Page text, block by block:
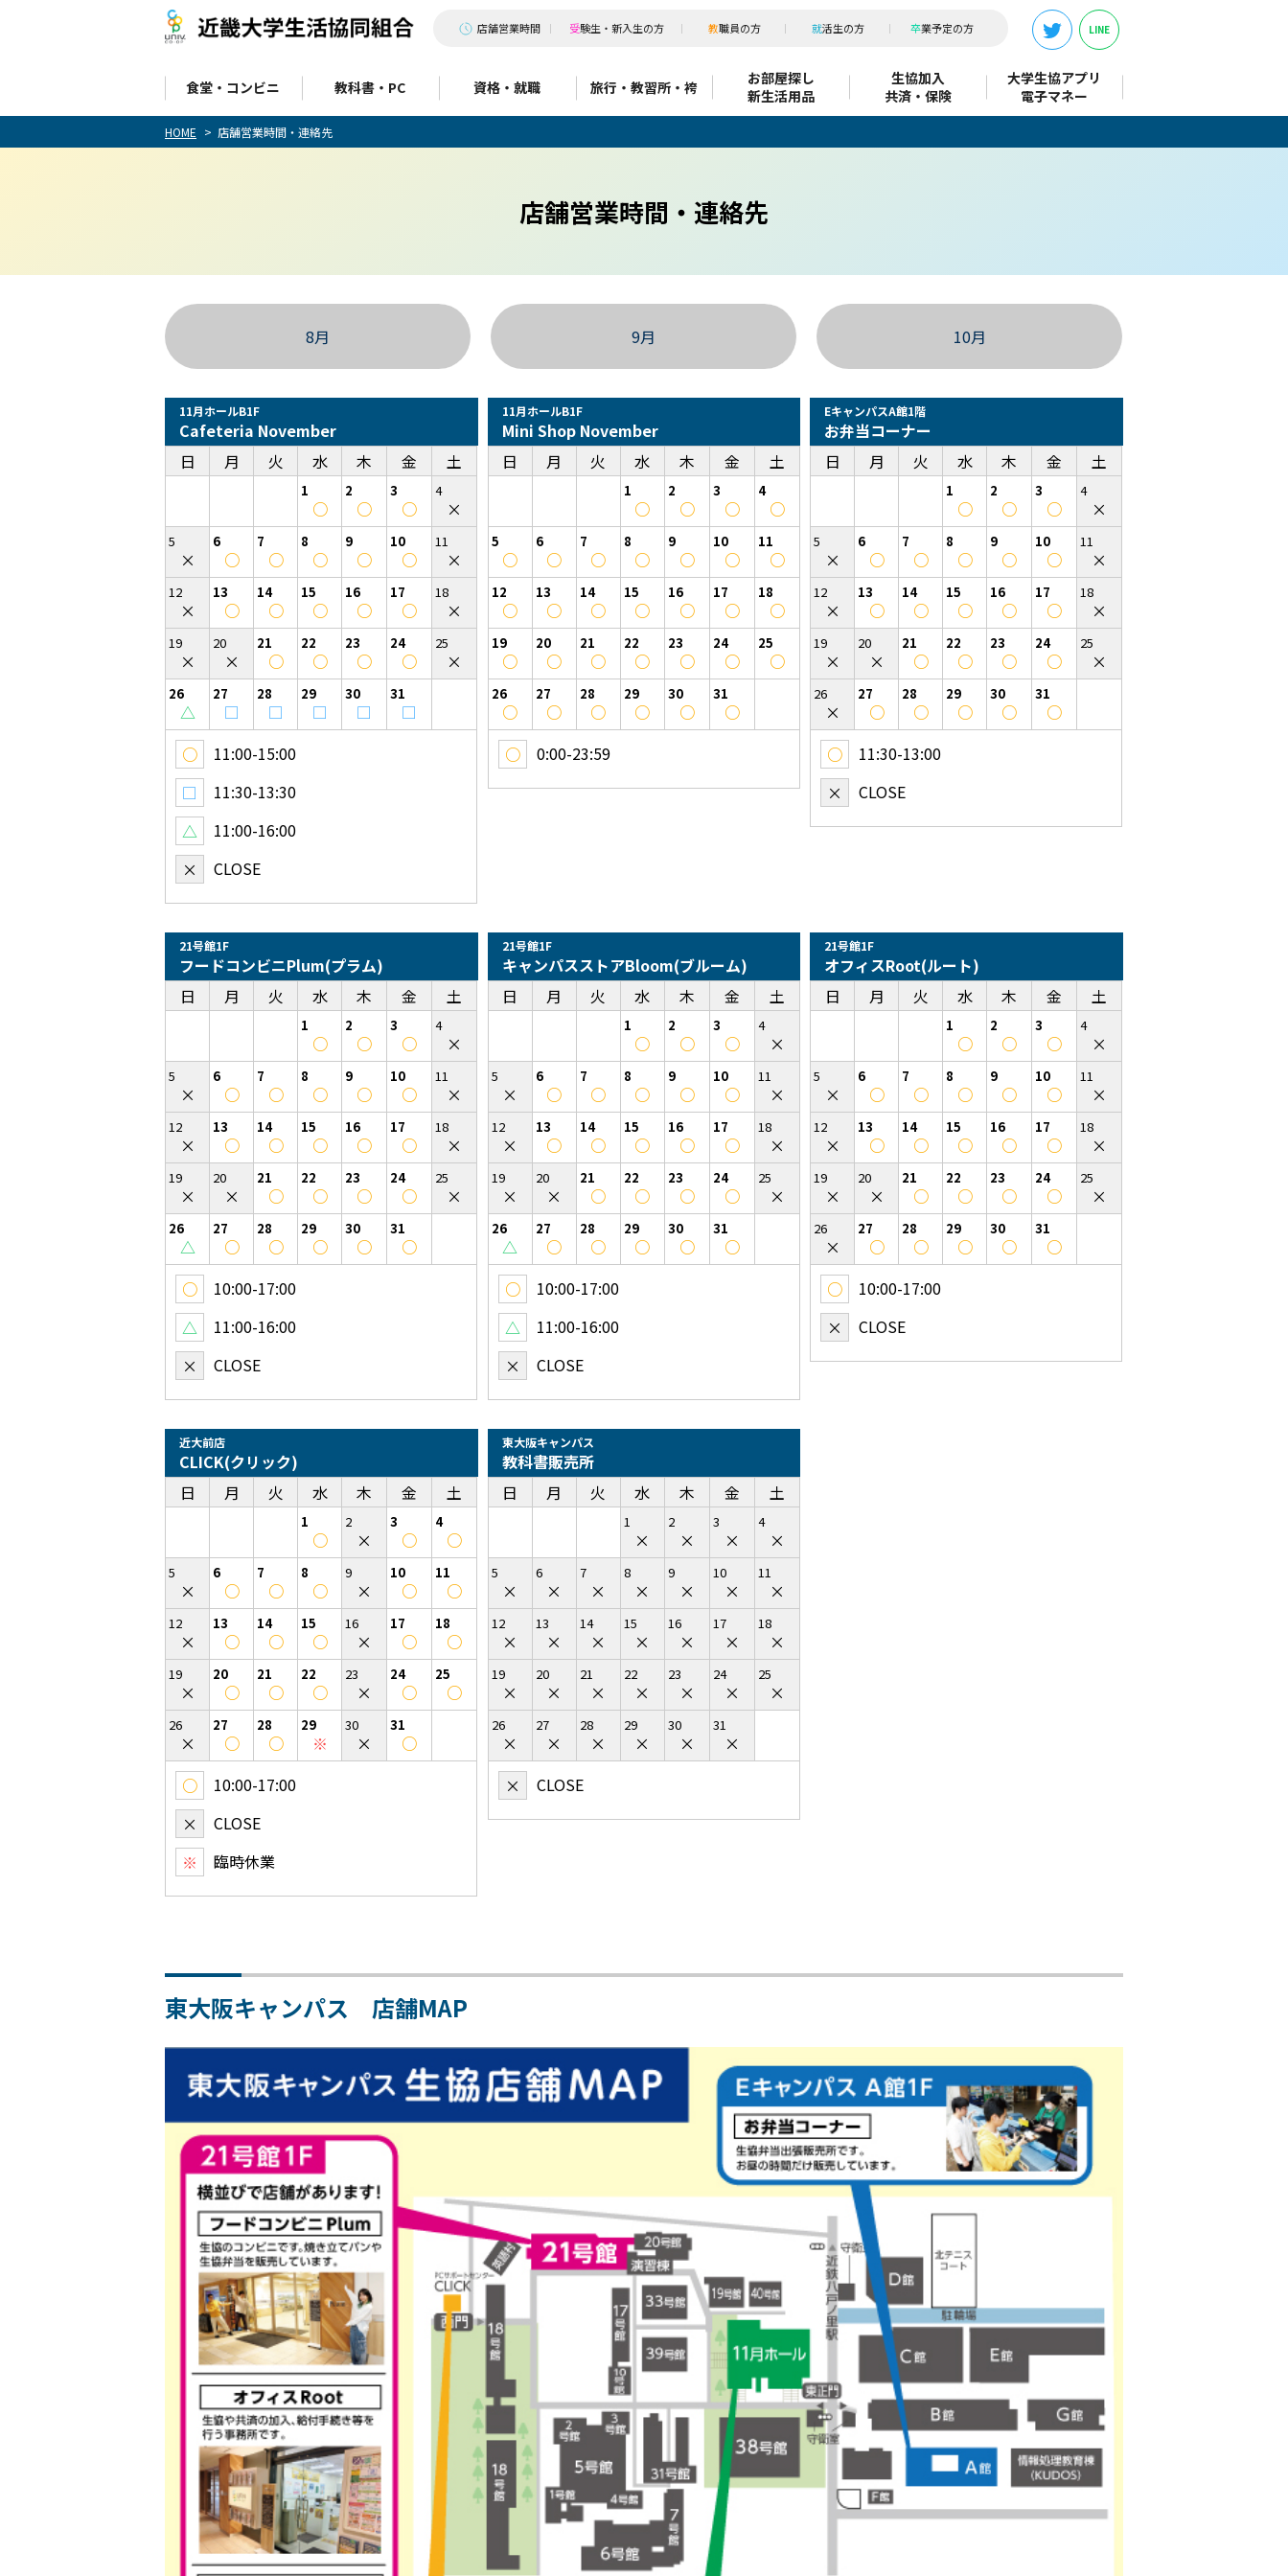
食堂・コンビニ 教科書・PC 資格・就職 旅行・教習所・袴
お部屋探し
新生活用品
生協加入
共済・保険
大学生協アプリ
電子マネー
店舗営業時間 受験生・新入生の方 教職員の方 就活生の方 卒業予定の方 LINE
HOME 店舗営業時間・連絡先
店舗営業時間・連絡先
8月 9月 10月
11月ホールB1F
Cafeteria November
日
月 火 水 木 金 土
1
○
2
○
3
○
4
×
5
×
6
○
7
○
8
○
9
○
10
○
11
×
12
×
13
○
14
○
15
○
16
○
17
○
18
×
19
×
20
×
21
○
22
○
23
○
24
○
25
×
26
△
27
□
28
□
29
□
30
□
31
□
○
11:00-15:00
□
11:30-13:30
△
11:00-16:00
×
CLOSE
11月ホールB1F
Mini Shop November
日
月 火 水 木 金 土
1
○
2
○
3
○
4
○
5
○
6
○
7
○
8
○
9
○
10
○
11
○
12
○
13
○
14
○
15
○
16
○
17
○
18
○
19
○
20
○
21
○
22
○
23
○
24
○
25
○
26
○
27
○
28
○
29
○
30
○
31
○
○
0:00-23:59
EキャンパスA館1階
お弁当コーナー
日
月 火 水 木 金 土
1
○
2
○
3
○
4
×
5
×
6
○
7
○
8
○
9
○
10
○
11
×
12
×
13
○
14
○
15
○
16
○
17
○
18
×
19
×
20
×
21
○
22
○
23
○
24
○
25
×
26
×
27
○
28
○
29
○
30
○
31
○
○
11:30-13:00
×
CLOSE
21号館1F
フードコンビニPlum(プラム)
日
月 火 水 木 金 土
1
○
2
○
3
○
4
×
5
×
6
○
7
○
8
○
9
○
10
○
11
×
12
×
13
○
14
○
15
○
16
○
17
○
18
×
19
×
20
×
21
○
22
○
23
○
24
○
25
×
26
△
27
○
28
○
29
○
30
○
31
○
○
10:00-17:00
△
11:00-16:00
×
CLOSE
21号館1F
キャンパスストアBloom(ブルーム)
日
月 火 水 木 金 土
1
○
2
○
3
○
4
×
5
×
6
○
7
○
8
○
9
○
10
○
11
×
12
×
13
○
14
○
15
○
16
○
17
○
18
×
19
×
20
×
21
○
22
○
23
○
24
○
25
×
26
△
27
○
28
○
29
○
30
○
31
○
○
10:00-17:00
△
11:00-16:00
×
CLOSE
21号館1F
オフィスRoot(ルート)
日
月 火 水 木 金 土
1
○
2
○
3
○
4
×
5
×
6
○
7
○
8
○
9
○
10
○
11
×
12
×
13
○
14
○
15
○
16
○
17
○
18
×
19
×
20
×
21
○
22
○
23
○
24
○
25
×
26
×
27
○
28
○
29
○
30
○
31
○
○
10:00-17:00
×
CLOSE
近大前店
CLICK(クリック)
日
月 火 水 木 金 土
1
○
2
×
3
○
4
○
5
×
6
○
7
○
8
○
9
×
10
○
11
○
12
×
13
○
14
○
15
○
16
×
17
○
18
○
19
×
20
○
21
○
22
○
23
×
24
○
25
○
26
×
27
○
28
○
29
※
30
×
31
○
○
10:00-17:00
×
CLOSE
※
臨時休業
東大阪キャンパス
教科書販売所
日
月 火 水 木 金 土
1
×
2
×
3
×
4
×
5
×
6
×
7
×
8
×
9
×
10
×
11
×
12
×
13
×
14
×
15
×
16
×
17
×
18
×
19
×
20
×
21
×
22
×
23
×
24
×
25
×
26
×
27
×
28
×
29
×
30
×
31
×
×
CLOSE
東大阪キャンパス 店舗MAP